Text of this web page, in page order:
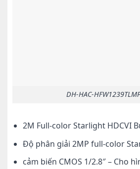
DH-HAC-
2M Full-color Starlight HDCVI
Độ phân giải 2MP full-color
cảm biến CMOS 1/2.8″ – Cho